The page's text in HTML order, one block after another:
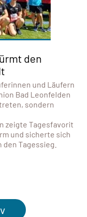
den
und Läufern
Bad Leonfelden
sondern
zeigte Tagesfavorit
und sicherte sich
Tagessieg.